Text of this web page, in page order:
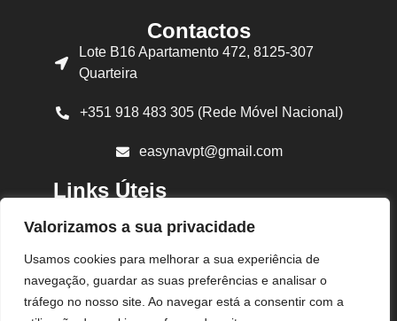
Valorizamos a sua privacidade
Usamos cookies para melhorar a sua experiência de
navegação, guardar as suas preferências e analisar o
tráfego no nosso site. Ao navegar está a consentir com a
Contactos
Lote B16 Apartamento 472, 8125-307
Quarteira
+351 918 483 305 (Rede Móvel Nacional)
easynavpt@gmail.com
Links Úteis
Sobre Nós
Política de Privacidade